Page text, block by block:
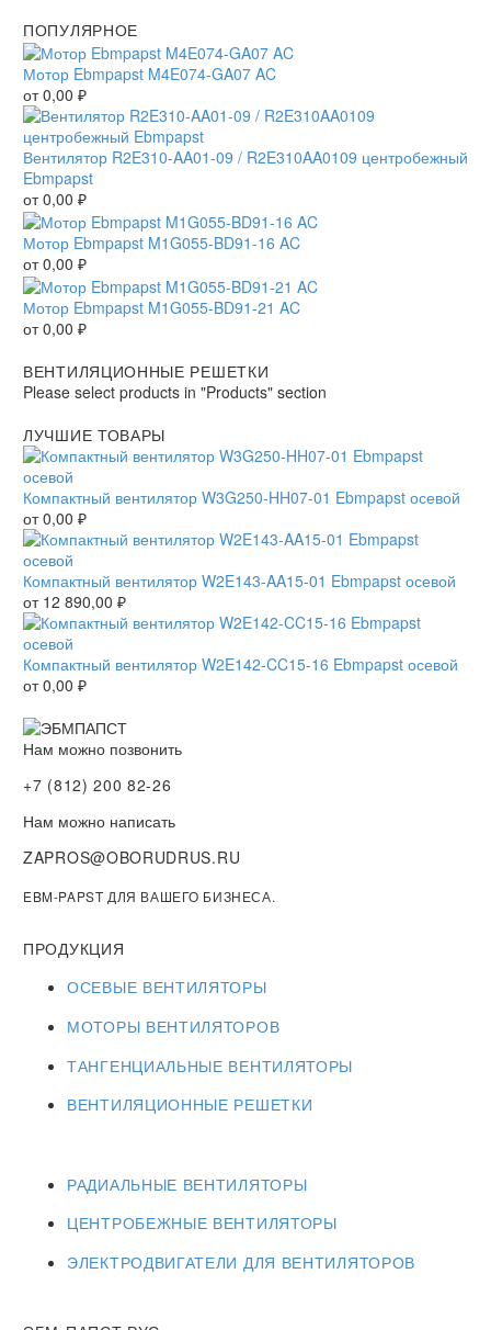
ПОПУЛЯРНОЕ
Мотор Ebmpapst M4E074-GA07 AC
от0,00 ₽
Вентилятор R2E310-AA01-09 / R2E310AA0109 центробежный
Ebmpapst
от0,00 ₽
Мотор Ebmpapst M1G055-BD91-16 AC
от0,00 ₽
Мотор Ebmpapst M1G055-BD91-21 AC
от0,00 ₽
ВЕНТИЛЯЦИОННЫЕ РЕШЕТКИ
Please select products in "Products" section
ЛУЧШИЕ ТОВАРЫ
Компактный вентилятор W3G250-HH07-01 Ebmpapst осевой
от0,00 ₽
Компактный вентилятор W2E143-AA15-01 Ebmpapst осевой
от 12 890,00 ₽
Компактный вентилятор W2E142-CC15-16 Ebmpapst осевой
от0,00 ₽
Нам можно позвонить
+7 (812) 200 82-26
Нам можно написать
ZAPROS@OBORUDRUS.RU
EBM-PAPST ДЛЯ ВАШЕГО БИЗНЕСА.
ПРОДУКЦИЯ
ОСЕВЫЕ ВЕНТИЛЯТОРЫ
МОТОРЫ ВЕНТИЛЯТОРОВ
ТАНГЕНЦИАЛЬНЫЕ ВЕНТИЛЯТОРЫ
ВЕНТИЛЯЦИОННЫЕ РЕШЕТКИ
РАДИАЛЬНЫЕ ВЕНТИЛЯТОРЫ
ЦЕНТРОБЕЖНЫЕ ВЕНТИЛЯТОРЫ
ЭЛЕКТРОДВИГАТЕЛИ ДЛЯ ВЕНТИЛЯТОРОВ